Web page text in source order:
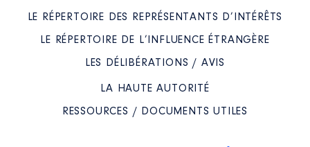
LE RÉPERTOIRE DES REPRÉSENTANTS D’INTÉRÊTS
LE RÉPERTOIRE DE L’INFLUENCE ÉTRANGÈRE
LES DÉLIBÉRATIONS / AVIS
LA HAUTE AUTORITÉ
RESSOURCES / DOCUMENTS UTILES